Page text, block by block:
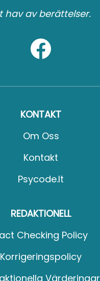
hav av berättelser.
KONTAKT
Om Oss
Kontakt
Psycode.it
REDAKTIONELL
Checking Policy
Korrigeringspolicy
Värderingar